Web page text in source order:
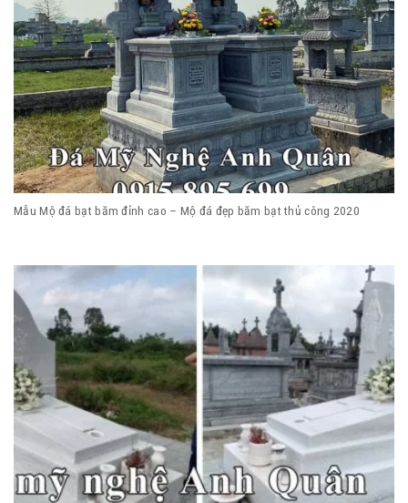
Mẫu Mộ đá bạt băm đỉnh cao – Mộ đá đẹp băm bạt thủ công 2020